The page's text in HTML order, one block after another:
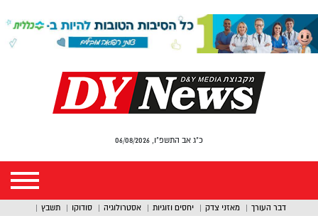
כ"ג אב התשפ"ו, 06/08/2026
דבר העורך מאזני צדק יחסים וזוגיות אסטרולוגיה סודוקו תשבץ